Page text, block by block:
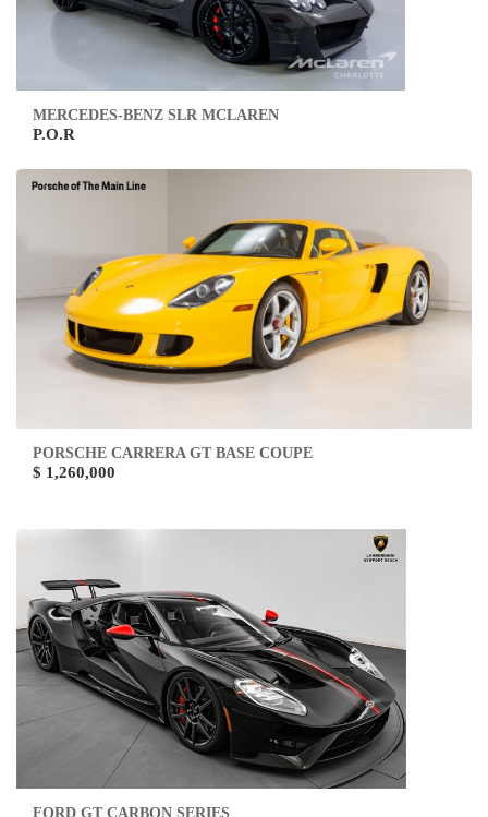
MERCEDES-BENZ SLR MCLAREN
P.O.R
PORSCHE CARRERA GT BASE COUPE
$ 1,260,000
FORD GT CARBON SERIES